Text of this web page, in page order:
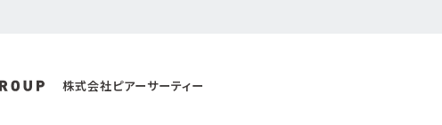
株式会社ピアーサーティー